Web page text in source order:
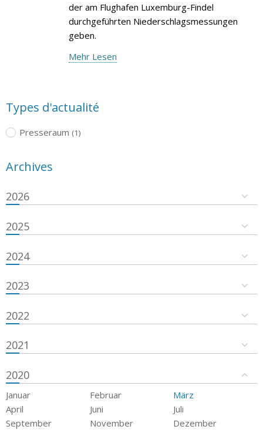
der am Flughafen Luxemburg-Findel
durchgeführten Niederschlagsmessungen
geben.
Mehr Lesen
Types d'actualité
Presseraum (1)
Archives
2026
2025
2024
2023
2022
2021
2020
Januar Februar
März
April
Juni
Juli
September
November Dezember